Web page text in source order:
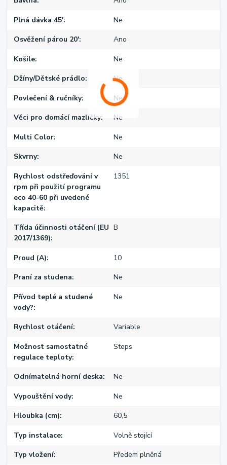
Plná dávka 45' Ne
Osvěžení párou 20' Ano
Košile Ne
Džíny/Dětské prádlo Ne
Povlečení & ručníky Ne
Věci pro domácí mazlíčky Ne
Multi Color Ne
Skvrny Ne
Rychlost odstřeďování v
rpm při použití programu
eco 40-60 při uvedené
kapacitě
1351
Třída účinnosti otáčení (EU
2017/1369)
B
Proud (A) 10
Praní za studena Ne
Přívod teplé a studené
vody?
Ne
Rychlost otáčení Variable
Možnost samostatné
regulace teploty
Steps
Odnímatelná horní deska Ne
Vypouštění vody Ne
Hloubka (cm) 60,5
Typ instalace Volně stojící
Typ vložení Předem plněná